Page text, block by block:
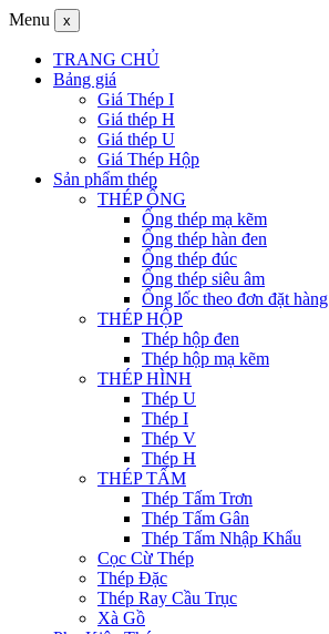
Menu x
TRANG CHỦ
Bảng giá
Giá Thép I
Giá thép H
Giá thép U
Giá Thép Hộp
Sản phẩm thép
THÉP ỐNG
Ống thép mạ kẽm
Ống thép hàn đen
Ống thép đúc
Ống thép siêu âm
Ống lốc theo đơn đặt hàng
THÉP HỘP
Thép hộp đen
Thép hộp mạ kẽm
THÉP HÌNH
Thép U
Thép I
Thép V
Thép H
THÉP TẤM
Thép Tấm Trơn
Thép Tấm Gân
Thép Tấm Nhập Khẩu
Cọc Cừ Thép
Thép Đặc
Thép Ray Cầu Trục
Xà Gồ